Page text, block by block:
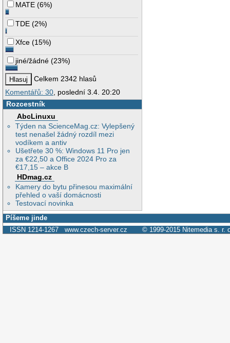
MATE (6%)
TDE (2%)
Xfce (15%)
jiné/žádné (23%)
Celkem 2342 hlasů
Komentářů: 30 , poslední 3.4. 20:20
Rozcestník
AbcLinuxu
Týden na ScienceMag.cz: Vylepšený
test nenašel žádný rozdíl mezi
vodíkem a antiv
Ušetřete 30 %: Windows 11 Pro jen
za €22,50 a Office 2024 Pro za
€17,15 – akce B
HDmag.cz
Kamery do bytu přinesou maximální
přehled o vaší domácnosti
Testovací novinka
Píšeme jinde
ISSN 1214-1267 www.czech-server.cz © 1999-2015 Nitemedia s. r.